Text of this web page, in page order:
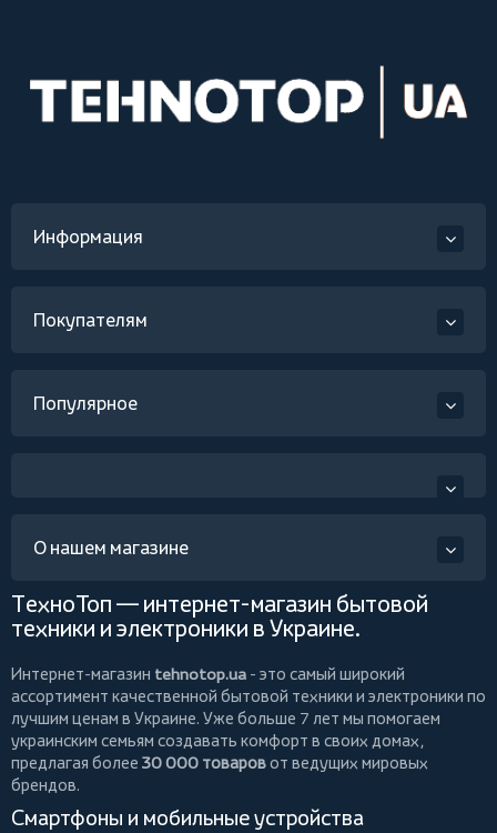
Информация
Покупателям
Популярное
О нашем магазине
ТехноТоп — интернет-магазин бытовой
техники и электроники в Украине.
Интернет-магазин tehnotop.ua - это самый широкий
ассортимент качественной бытовой техники и электроники по
лучшим ценам в Украине. Уже больше 7 лет мы помогаем
украинским семьям создавать комфорт в своих домах,
предлагая более 30 000 товаровот ведущих мировых
брендов.
Смартфоны и мобильные устройства